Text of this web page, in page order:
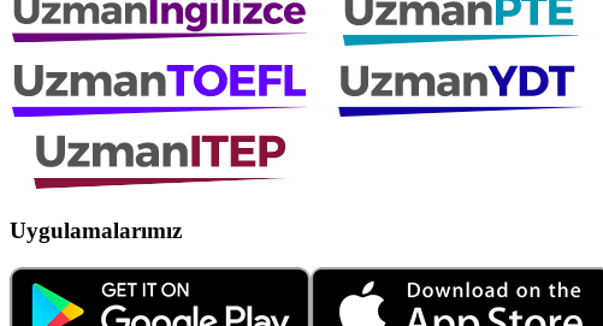
Uygulamalarımız